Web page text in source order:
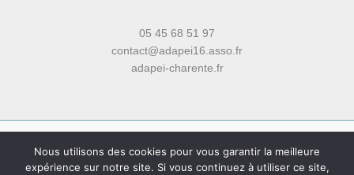
05 45 68 51 97
contact@adapei16.asso.fr
adapei-charente.fr
Nous utilisons des cookies pour vous garantir la meilleure
expérience sur notre site. Si vous continuez à utiliser ce site,